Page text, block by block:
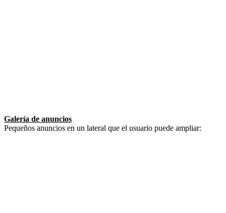
Galería de anuncios
Pequeños anuncios en un lateral que el usuario puede ampliar: